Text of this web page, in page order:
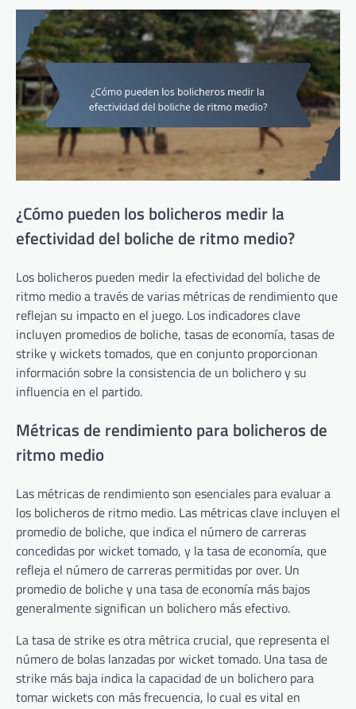
¿Cómo pueden los bolicheros medir la
efectividad del boliche de ritmo medio?
Los bolicheros pueden medir la efectividad del boliche de
ritmo medio a través de varias métricas de rendimiento que
reflejan su impacto en el juego. Los indicadores clave
incluyen promedios de boliche, tasas de economía, tasas de
strike y wickets tomados, que en conjunto proporcionan
información sobre la consistencia de un bolichero y su
influencia en el partido.
Métricas de rendimiento para bolicheros de
ritmo medio
Las métricas de rendimiento son esenciales para evaluar a
los bolicheros de ritmo medio. Las métricas clave incluyen el
promedio de boliche, que indica el número de carreras
concedidas por wicket tomado, y la tasa de economía, que
refleja el número de carreras permitidas por over. Un
promedio de boliche y una tasa de economía más bajos
generalmente significan un bolichero más efectivo.
La tasa de strike es otra métrica crucial, que representa el
número de bolas lanzadas por wicket tomado. Una tasa de
strike más baja indica la capacidad de un bolichero para
tomar wickets con más frecuencia, lo cual es vital en